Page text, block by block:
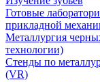
Готовые
прикладной
Металлургия
технологии)
Cтенды по
(VR)